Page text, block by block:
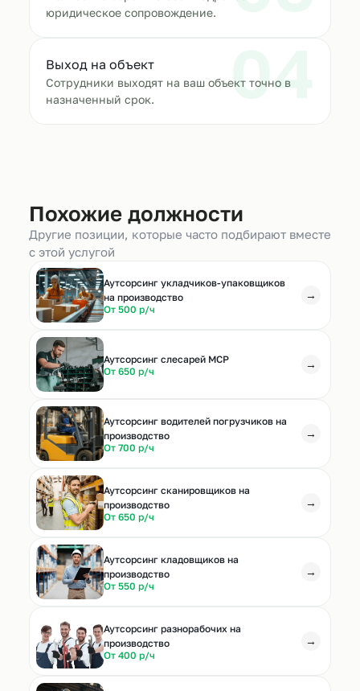
юридическое сопровождение.
04
Выход на объект
Сотрудники выходят на ваш объект точно в
назначенный срок.
Похожие должности
Другие позиции, которые часто подбирают вместе
с этой услугой
Аутсорсинг укладчиков-упаковщиков
на производство
От 500 р/ч
→
Аутсорсинг слесарей МСР
От 650 р/ч
→
Аутсорсинг водителей погрузчиков на
производство
От 700 р/ч
→
Аутсорсинг сканировщиков на
производство
От 650 р/ч
→
Аутсорсинг кладовщиков на
производство
От 550 р/ч
→
Аутсорсинг разнорабочих на
производство
От 400 р/ч
→